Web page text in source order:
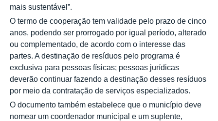
mais sustentável”.
O termo de cooperação tem validade pelo prazo de cinco
anos, podendo ser prorrogado por igual período, alterado
ou complementado, de acordo com o interesse das
partes. A destinação de resíduos pelo programa é
exclusiva para pessoas físicas; pessoas jurídicas
deverão continuar fazendo a destinação desses resíduos
por meio da contratação de serviços especializados.
O documento também estabelece que o município deve
nomear um coordenador municipal e um suplente,